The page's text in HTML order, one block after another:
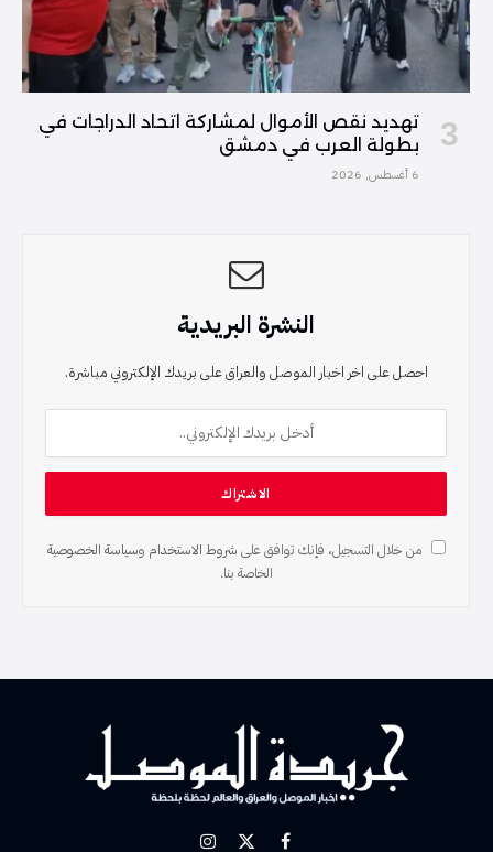
تهديد نقص الأموال لمشاركة اتحاد الدراجات في
بطولة العرب في دمشق
6 أغسطس, 2026
النشرة البريدية
احصل على اخر اخبار الموصل والعراق على بريدك الإلكتروني مباشرة.
من خلال التسجيل، فإنك توافق على شروط الاستخدام وسياسة الخصوصية
الخاصة بنا.